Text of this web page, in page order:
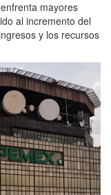
mayores
al incremento del
y los recursos